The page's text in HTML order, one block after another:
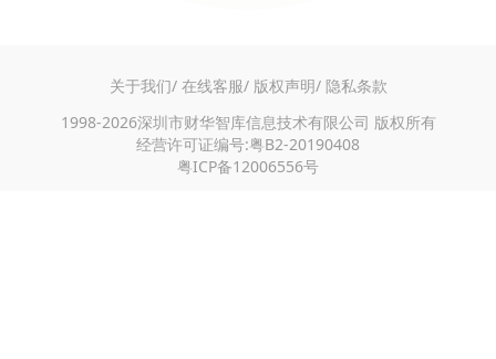
关于我们/ 在线客服/ 版权声明/ 隐私条款
1998-2026深圳市财华智库信息技术有限公司 版权所有
经营许可证编号:粤B2-20190408
粤ICP备12006556号